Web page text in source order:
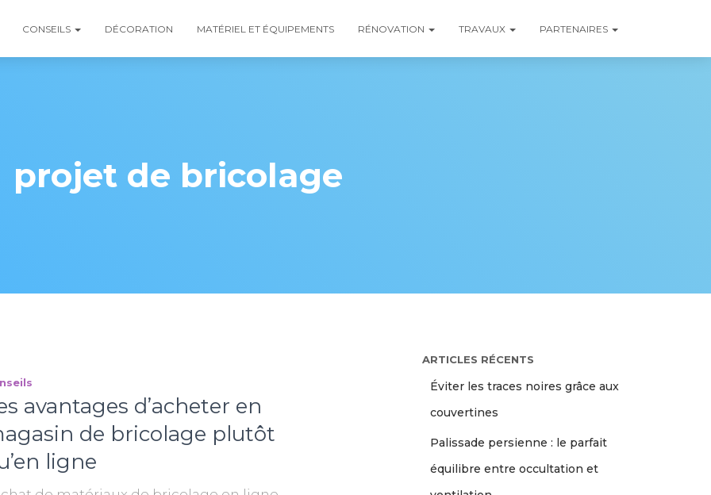
CONSEILS DÉCORATION MATÉRIEL ET ÉQUIPEMENTS RÉNOVATION TRAVAUX PARTENAIRES
projet de bricolage
avantages d’acheter en
de bricolage plutôt
ligne
ARTICLES RÉCENTS
Éviter les traces noires grâce aux
couvertines
Palissade persienne : le parfait
équilibre entre occultation et